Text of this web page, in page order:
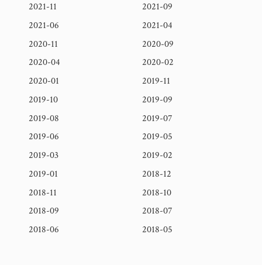
2021-11
2021-09
2021-06
2021-04
2020-11
2020-09
2020-04
2020-02
2020-01
2019-11
2019-10
2019-09
2019-08
2019-07
2019-06
2019-05
2019-03
2019-02
2019-01
2018-12
2018-11
2018-10
2018-09
2018-07
2018-06
2018-05